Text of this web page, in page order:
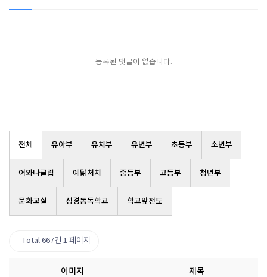
등록된 댓글이 없습니다.
전체 유아부 유치부 유년부 초등부 소년부
어와나클럽 예닮처치 중등부 고등부 청년부
문화교실 성경통독학교 학교앞전도
Total 667건 1 페이지
이미지 제목